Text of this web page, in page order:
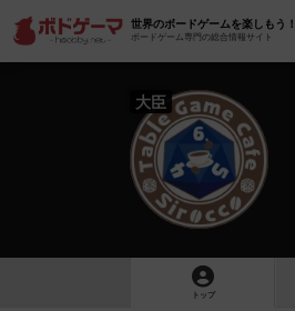
世界のボードゲームを楽しもう！
ボードゲーム専門の総合情報サイト
大臣
トップ